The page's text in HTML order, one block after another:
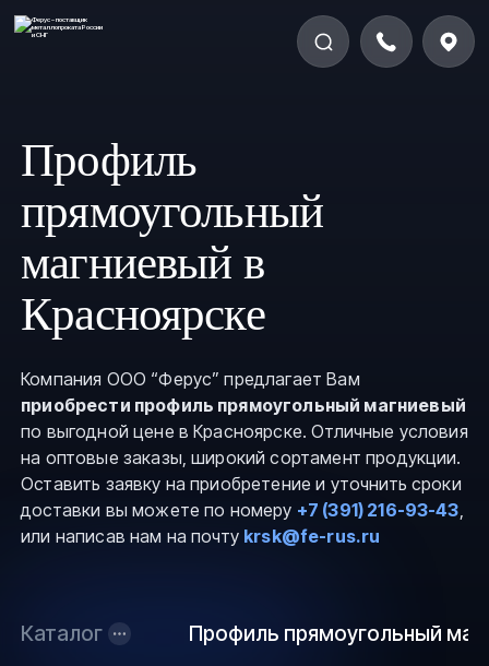
Профиль
прямоугольный
магниевый в
Красноярске
Компания ООО “Ферус” предлагает Вам
приобрести профиль прямоугольный магниевый
по выгодной цене в Красноярске. Отличные условия
на оптовые заказы, широкий сортамент продукции.
Оставить заявку на приобретение и уточнить сроки
доставки вы можете по номеру +7 (391) 216-93-43,
или написав нам на почту krsk@fe-rus.ru
Каталог Профиль прямоугольный